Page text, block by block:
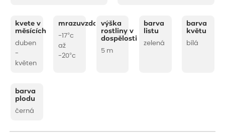
kvete v
měsících
duben
-
květen
mrazuvzdornost
-17°c
až
-20°c
výška
rostliny v
dospělosti
5 m
barva
listu
zelená
barva
květu
bílá
barva
plodu
černá